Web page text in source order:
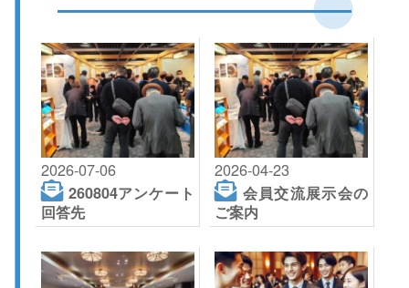
2026-07-06
260804アンケート
回答先
2026-04-23
会員交流展示会の
ご案内